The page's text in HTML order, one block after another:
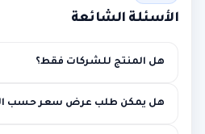
الأسئلة الشائعة
هل المنتج للشركات فقط؟
هل يمكن طلب عرض سعر حسب